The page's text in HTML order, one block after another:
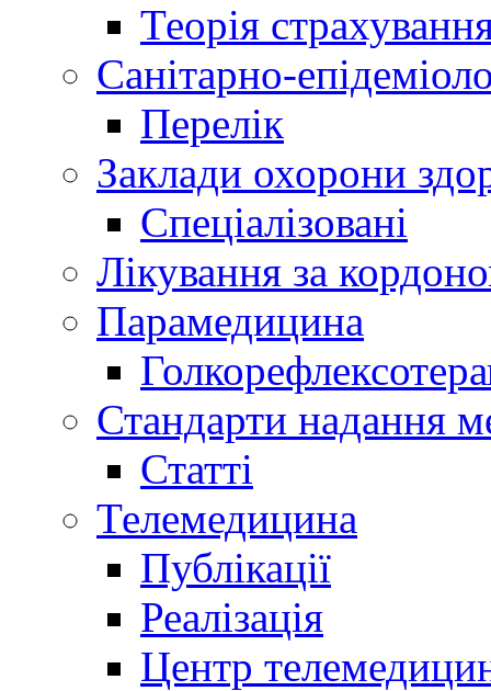
Теорія
Санітарно-
Перелік
Заклади охорони
Спеціалізовані
Лікування за
Парамедицина
Стандарти надання
Статті
Телемедицина
Публікації
Реалізація
Центр